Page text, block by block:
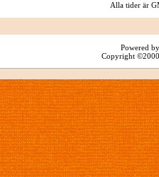
Alla tider är
Powered
Copyright